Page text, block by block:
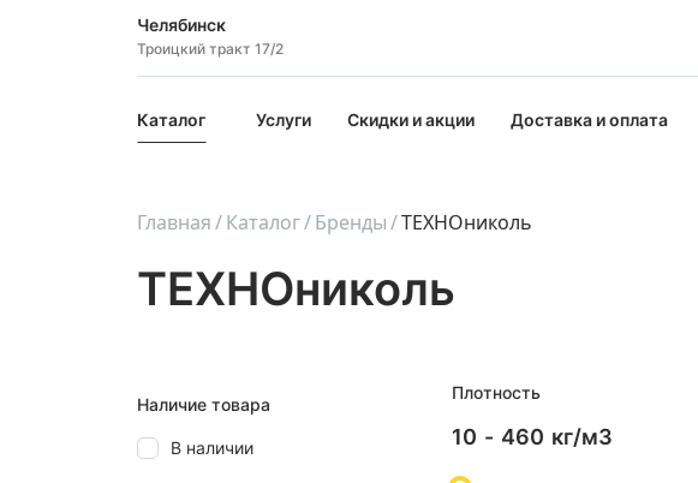
Челябинск
Троицкий тракт 17/2
Каталог Услуги Скидки и акции Доставка и оплата
Главная Каталог Бренды ТЕХНОниколь
ТЕХНОниколь
Наличие товара
В наличии
Плотность
10 - 460 кг/м3